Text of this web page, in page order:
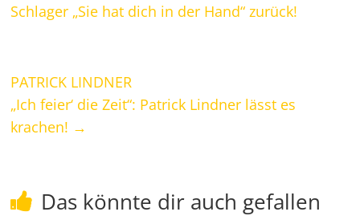
Schlager „Sie hat dich in der Hand“ zurück!
PATRICK LINDNER
„Ich feier‘ die Zeit“: Patrick Lindner lässt es
krachen! →
Das könnte dir auch gefallen